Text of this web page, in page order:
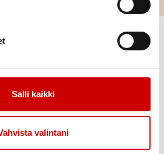
Salli kaikki
valintani